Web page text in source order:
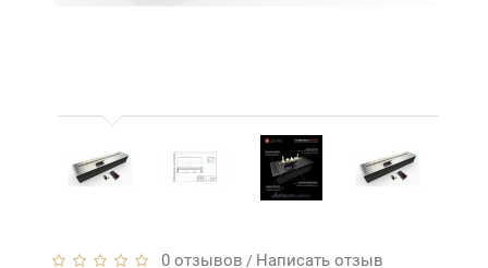
0 отзывов / Написать отзыв